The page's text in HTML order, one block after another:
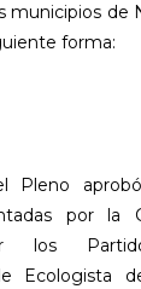
municipios de
forma:
Pleno
por la
los
Ecologista